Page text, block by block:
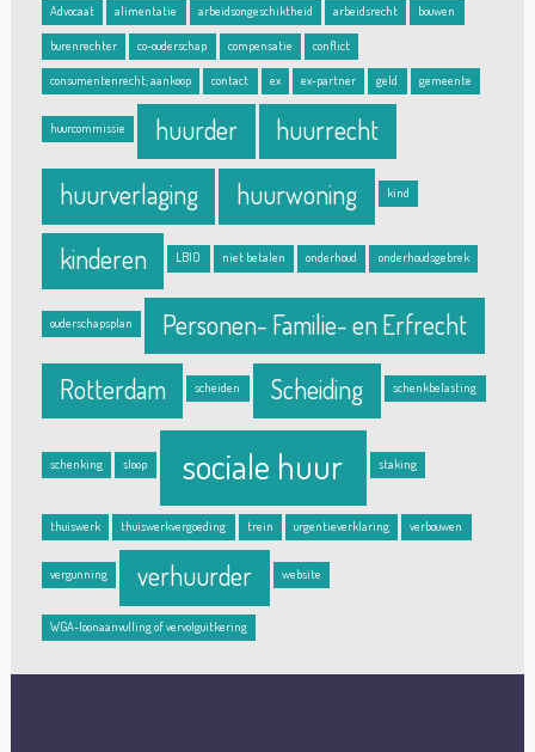
Advocaat alimentatie arbeidsongeschiktheid arbeidsrecht bouwen
burenrechter co-ouderschap compensatie conflict
consumentenrecht; aankoop contact ex ex-partner geld gemeente
huurcommissie huurder huurrecht
huurverlaging huurwoning kind
kinderen LBIO niet betalen onderhoud onderhoudsgebrek
ouderschapsplan Personen- Familie- en Erfrecht
Rotterdam scheiden Scheiding schenkbelasting
schenking sloop sociale huur staking
thuiswerk thuiswerkvergoeding trein urgentieverklaring verbouwen
vergunning verhuurder website
WGA-loonaanvulling of vervolguitkering